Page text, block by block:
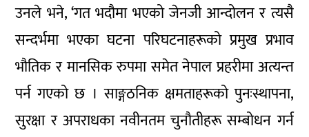
उनले भने, ‘गत भदौमा भएको जेनजी आन्दोलन र त्यसै
सन्दर्भमा भएका घटना परिघटनाहरूको प्रमुख प्रभाव
भौतिक र मानसिक रुपमा समेत नेपाल प्रहरीमा अत्यन्त
पर्न गएको छ । साङ्गठनिक क्षमताहरूको पुनःस्थापना,
सुरक्षा र अपराधका नवीनतम चुनौतीहरू सम्बोधन गर्न